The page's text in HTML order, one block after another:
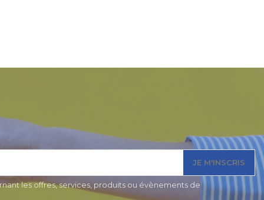
JE M'INSCRIS
les offres, services, produits ou évènements de